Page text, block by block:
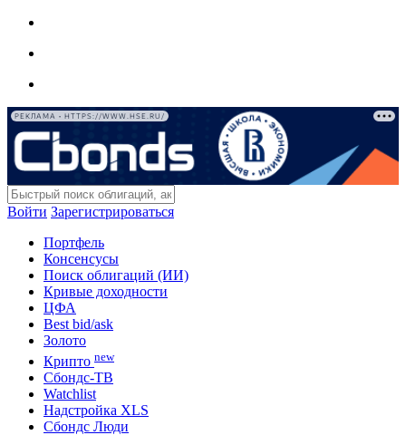
РЕКЛАМА • HTTPS://WWW.HSE.RU/
Войти Зарегистрироваться
Портфель
Консенсусы
Поиск облигаций (ИИ)
Кривые доходности
ЦФА
Best bid/ask
Золото
Крипто new
Сбондс-ТВ
Watchlist
Надстройка XLS
Сбондс Люди